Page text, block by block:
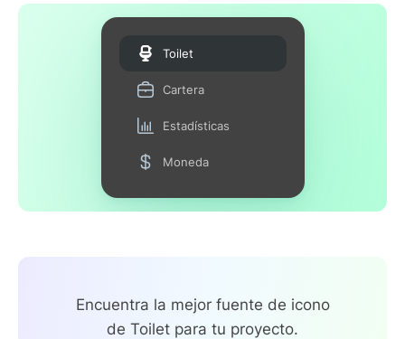
Toilet
Cartera
Estadísticas
Moneda
Encuentra la mejor fuente de icono
de Toilet para tu proyecto.